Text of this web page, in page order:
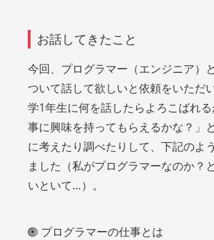
お話してきたこと
今回、プログラマー（エンジニア）
ついて話して欲しいと依頼をいただ
学1年生に何を話したらよろこばれ
事に興味を持ってもらえるかな？」
に考えたり調べたりして、下記のよ
ました（私がプログラマーなのか？
いといて…）。
プログラマーの仕事とは